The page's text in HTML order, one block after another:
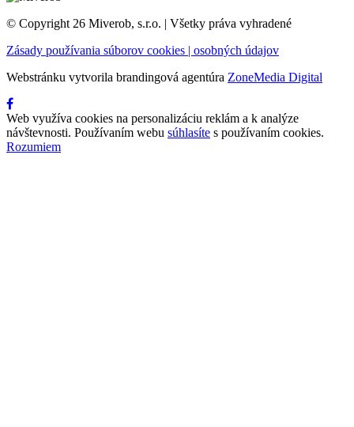
© Copyright 26 Miverob, s.r.o. | Všetky práva vyhradené
Zásady používania súborov cookies | osobných údajov
Webstránku vytvorila brandingová agentúra ZoneMedia Digital
Web využíva cookies na personalizáciu reklám a k analýze
návštevnosti. Používaním webu súhlasíte s používaním cookies.
Rozumiem